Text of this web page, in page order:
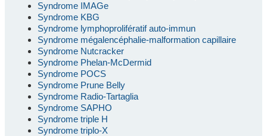
Syndrome IMAGe
Syndrome KBG
Syndrome lymphoprolifératif auto-immun
Syndrome mégalencéphalie-malformation capillaire
Syndrome Nutcracker
Syndrome Phelan-McDermid
Syndrome POCS
Syndrome Prune Belly
Syndrome Radio-Tartaglia
Syndrome SAPHO
Syndrome triple H
Syndrome triplo-X